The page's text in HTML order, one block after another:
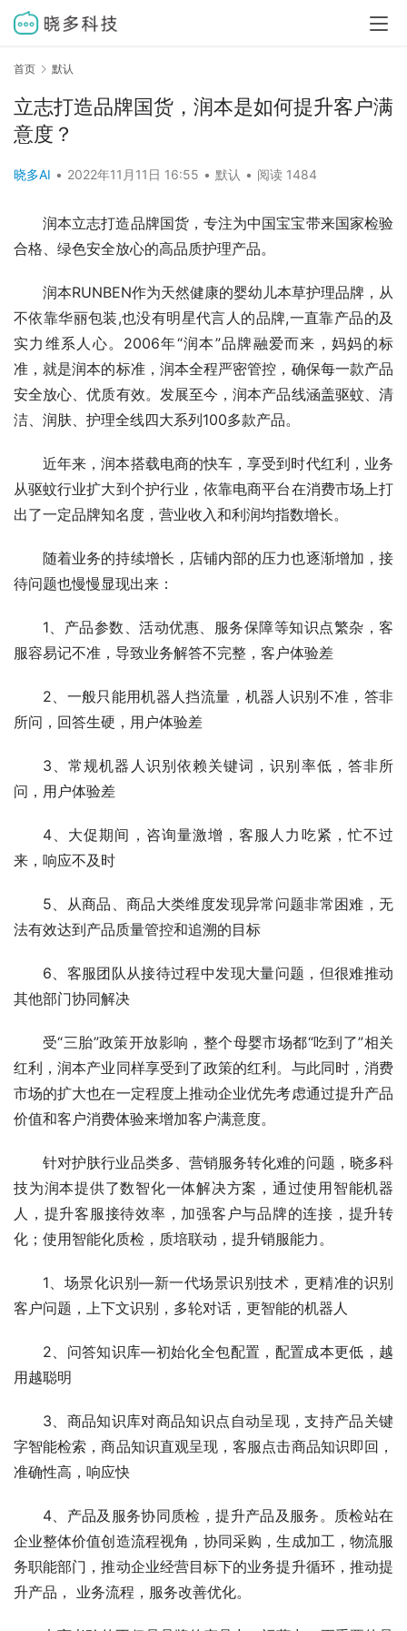
首页 默认
立志打造品牌国货，润本是如何提升客户满
意度？
晓多AI • 2022年11月11日 16:55 • 默认 • 阅读 1484
润本立志打造品牌国货，专注为中国宝宝带来国家检验
合格、绿色安全放心的高品质护理产品。
润本RUNBEN作为天然健康的婴幼儿本草护理品牌，从
不依靠华丽包装,也没有明星代言人的品牌,一直靠产品的及
实力维系人心。2006年“润本”品牌融爱而来，妈妈的标
准，就是润本的标准，润本全程严密管控，确保每一款产品
安全放心、优质有效。发展至今，润本产品线涵盖驱蚊、清
洁、润肤、护理全线四大系列100多款产品。
近年来，润本搭载电商的快车，享受到时代红利，业务
从驱蚊行业扩大到个护行业，依靠电商平台在消费市场上打
出了一定品牌知名度，营业收入和利润均指数增长。
随着业务的持续增长，店铺内部的压力也逐渐增加，接
待问题也慢慢显现出来：
1、产品参数、活动优惠、服务保障等知识点繁杂，客
服容易记不准，导致业务解答不完整，客户体验差
2、一般只能用机器人挡流量，机器人识别不准，答非
所问，回答生硬，用户体验差
3、常规机器人识别依赖关键词，识别率低，答非所
问，用户体验差
4、大促期间，咨询量激增，客服人力吃紧，忙不过
来，响应不及时
5、从商品、商品大类维度发现异常问题非常困难，无
法有效达到产品质量管控和追溯的目标
6、客服团队从接待过程中发现大量问题，但很难推动
其他部门协同解决
受“三胎”政策开放影响，整个母婴市场都“吃到了”相关
红利，润本产业同样享受到了政策的红利。与此同时，消费
市场的扩大也在一定程度上推动企业优先考虑通过提升产品
价值和客户消费体验来增加客户满意度。
针对护肤行业品类多、营销服务转化难的问题，晓多科
技为润本提供了数智化一体解决方案，通过使用智能机器
人，提升客服接待效率，加强客户与品牌的连接，提升转
化；使用智能化质检，质培联动，提升销服能力。
1、场景化识别—新一代场景识别技术，更精准的识别
客户问题，上下文识别，多轮对话，更智能的机器人
2、问答知识库—初始化全包配置，配置成本更低，越
用越聪明
3、商品知识库对商品知识点自动呈现，支持产品关键
字智能检索，商品知识直观呈现，客服点击商品知识即回，
准确性高，响应快
4、产品及服务协同质检，提升产品及服务。质检站在
企业整体价值创造流程视角，协同采购，生成加工，物流服
务职能部门，推动企业经营目标下的业务提升循环，推动提
升产品， 业务流程，服务改善优化。